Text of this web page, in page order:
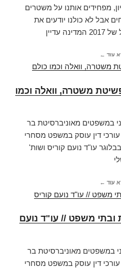
מפחידים אותנו על משטרים
אבל לא כולנו יודעים את
עוד ←
משטרה, וואלה וכמו
במשפטים מאוניברסיטת בר
דין עוסק במשפט מסחרי
בבלוגר עו"ד נועם קוריס ושות'
עוד ←
ובתי משפט // עו"ד נועם
במשפטים מאוניברסיטת בר
דין עוסק במשפט מסחרי